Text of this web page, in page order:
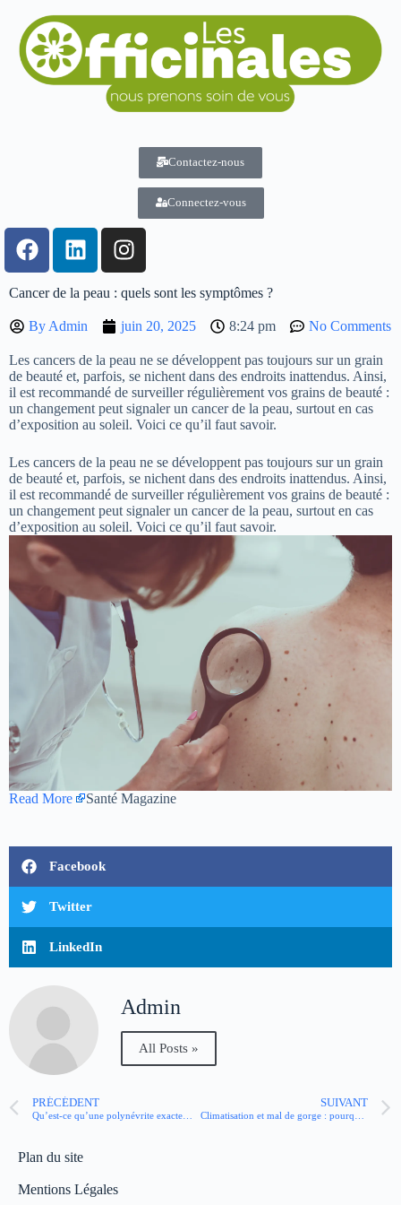
Contactez-nous
Connectez-vous
Cancer de la peau : quels sont les symptômes ?
By Admin juin 20, 2025 8:24 pm No Comments
Les cancers de la peau ne se développent pas toujours sur un grain
de beauté et, parfois, se nichent dans des endroits inattendus. Ainsi,
il est recommandé de surveiller régulièrement vos grains de beauté :
un changement peut signaler un cancer de la peau, surtout en cas
d’exposition au soleil. Voici ce qu’il faut savoir.
Les cancers de la peau ne se développent pas toujours sur un grain
de beauté et, parfois, se nichent dans des endroits inattendus. Ainsi,
il est recommandé de surveiller régulièrement vos grains de beauté :
un changement peut signaler un cancer de la peau, surtout en cas
d’exposition au soleil. Voici ce qu’il faut savoir.
Read More Santé Magazine
Facebook
Twitter
LinkedIn
Admin
All Posts »
PRÉCÉDENT SUIVANT
Plan du site
Mentions Légales